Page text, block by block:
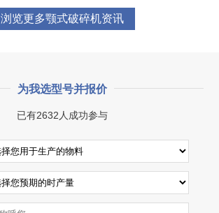
浏览更多颚式破碎机资讯
为我选型号并报价
已有2632人成功参与